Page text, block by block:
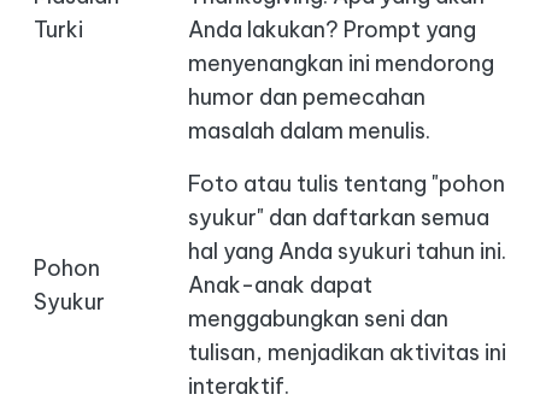
Turki
Anda lakukan? Prompt yang
menyenangkan ini mendorong
humor dan pemecahan
masalah dalam menulis.
Pohon
Syukur
Foto atau tulis tentang "pohon
syukur" dan daftarkan semua
hal yang Anda syukuri tahun ini.
Anak-anak dapat
menggabungkan seni dan
tulisan, menjadikan aktivitas ini
interaktif.